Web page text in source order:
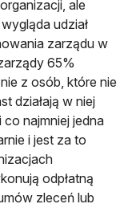
ale
udział
zarządu w
65%
z osób, które nie
działają w niej
co najmniej jedna
i jest za to
odpłatną
zleceń lub